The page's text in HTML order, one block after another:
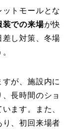
トモールとな
装での来場が快
し対策、冬場
が、施設内に
長時間のショ
ます。また、
、初回来場者